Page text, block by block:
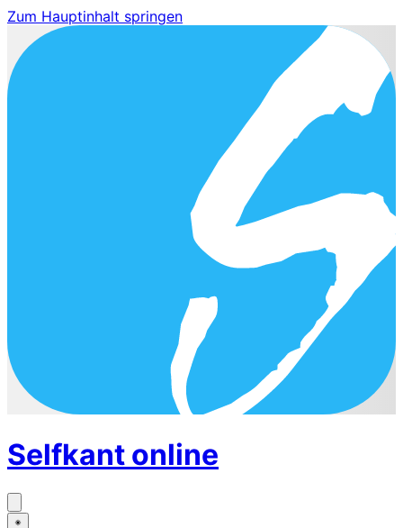
Zum Hauptinhalt springen
Selfkant online